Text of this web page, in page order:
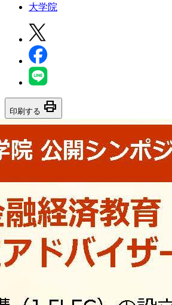
大学院
印刷する print